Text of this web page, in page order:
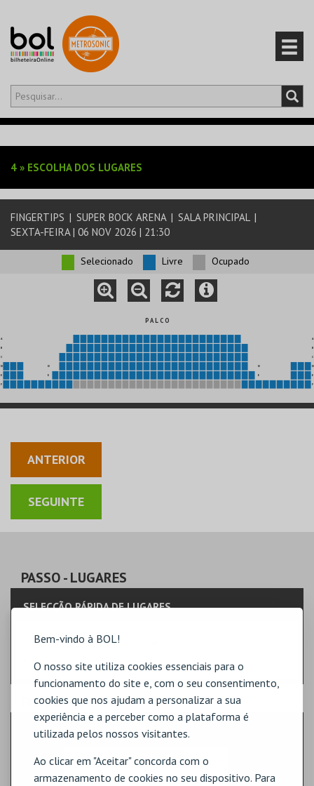
Bem-vindo à BOL!
O nosso site utiliza cookies essenciais para o
funcionamento do site e, com o seu consentimento,
cookies que nos ajudam a personalizar a sua
experiência e a perceber como a plataforma é
utilizada pelos nossos visitantes.
Ao clicar em "Aceitar" concorda com o
armazenamento de cookies no seu dispositivo. Para
Olá,iniciar sessão
EVENTOS
CARTÕES
4 » ESCOLHA DOS LUGARES
FINGERTIPS | SUPER BOCK ARENA | SALA PRINCIPAL |
SEXTA-FEIRA | 06 NOV 2026 | 21:30
Selecionado Livre Ocupado
P A L C O
A A
B B
C C
D D D D
E E E E
F F
ANTERIOR
PASSO- LUGARES
SELECÇÃO RÁPIDA DE LUGARES
Indique a quantidade
Na planta, selecione o lugar.
PASSO- SECTOR
BALCÃO 1 - SETOR E